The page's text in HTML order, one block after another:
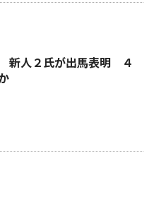
新人２氏が出馬表明 ４